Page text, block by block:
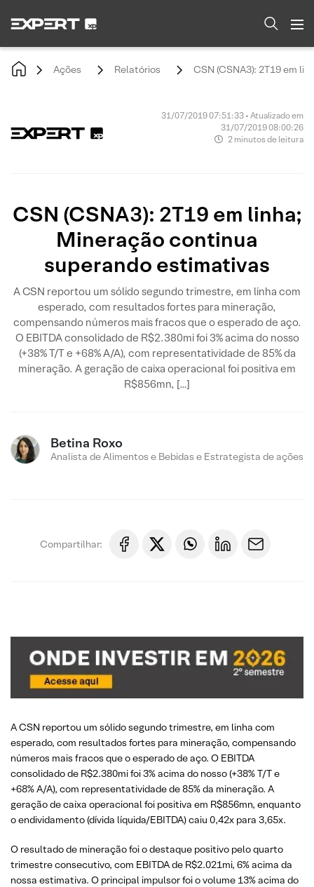
Ações Relatórios CSN (CSNA3): 2T19 em
31/07/2019 07:51:33 • Atualizado em
31/07/2019 08:00:26
2 minutos de leitura
CSN (CSNA3): 2T19 em linha;
Mineração continua
superando estimativas
A CSN reportou um sólido segundo trimestre, em linha com
esperado, com resultados fortes para mineração,
compensando números mais fracos que o esperado de aço.
O EBITDA consolidado de R$2.380mi foi 3% acima do nosso
(+38% T/T e +68% A/A), com representatividade de 85% da
mineração. A geração de caixa operacional foi positiva em
R$856mn, […]
Betina Roxo
Analista de Alimentos e Bebidas e Estrategista de ações
Compartilhar:
A CSN reportou um sólido segundo trimestre, em linha com
esperado, com resultados fortes para mineração, compensando
números mais fracos que o esperado de aço. O EBITDA
consolidado de R$2.380mi foi 3% acima do nosso (+38% T/T e
+68% A/A), com representatividade de 85% da mineração. A
geração de caixa operacional foi positiva em R$856mn, enquanto
o endividamento (dívida líquida/EBITDA) caiu 0,42x para 3,65x.
O resultado de mineração foi o destaque positivo pelo quarto
trimestre consecutivo, com EBITDA de R$2.021mi, 6% acima da
nossa estimativa. O principal impulsor foi o volume 13% acima do